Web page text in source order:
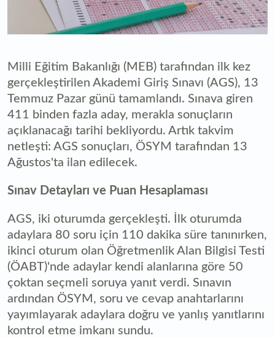
Milli Eğitim Bakanlığı (MEB) tarafından ilk kez
gerçekleştirilen Akademi Giriş Sınavı (AGS), 13
Temmuz Pazar günü tamamlandı. Sınava giren
411 binden fazla aday, merakla sonuçların
açıklanacağı tarihi bekliyordu. Artık takvim
netleşti: AGS sonuçları, ÖSYM tarafından 13
Ağustos'ta ilan edilecek.
Sınav Detayları ve Puan Hesaplaması
AGS, iki oturumda gerçekleşti. İlk oturumda
adaylara 80 soru için 110 dakika süre tanınırken,
ikinci oturum olan Öğretmenlik Alan Bilgisi Testi
(ÖABT)'nde adaylar kendi alanlarına göre 50
çoktan seçmeli soruya yanıt verdi. Sınavın
ardından ÖSYM, soru ve cevap anahtarlarını
yayımlayarak adaylara doğru ve yanlış yanıtlarını
kontrol etme imkanı sundu.